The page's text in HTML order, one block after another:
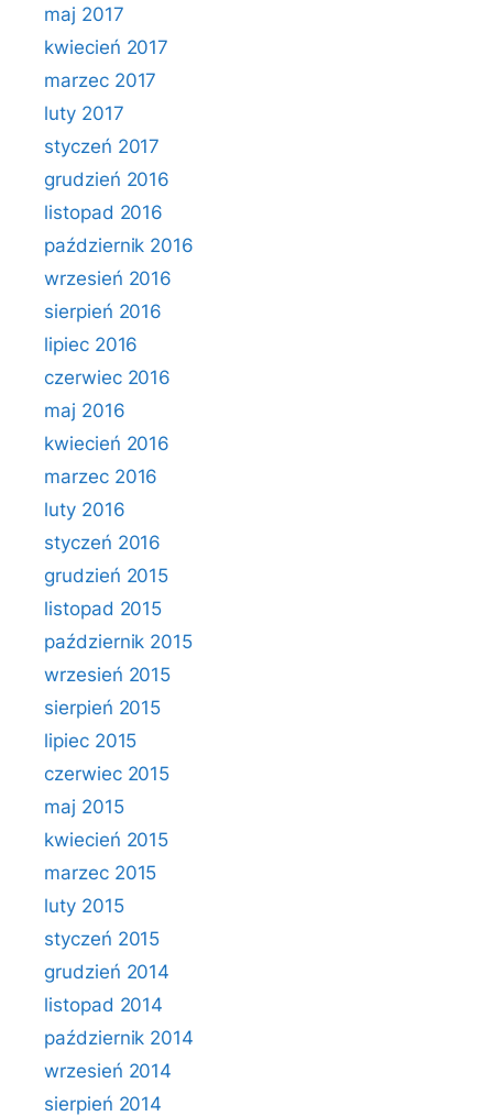
maj 2017
kwiecień 2017
marzec 2017
luty 2017
styczeń 2017
grudzień 2016
listopad 2016
październik 2016
wrzesień 2016
sierpień 2016
lipiec 2016
czerwiec 2016
maj 2016
kwiecień 2016
marzec 2016
luty 2016
styczeń 2016
grudzień 2015
listopad 2015
październik 2015
wrzesień 2015
sierpień 2015
lipiec 2015
czerwiec 2015
maj 2015
kwiecień 2015
marzec 2015
luty 2015
styczeń 2015
grudzień 2014
listopad 2014
październik 2014
wrzesień 2014
sierpień 2014